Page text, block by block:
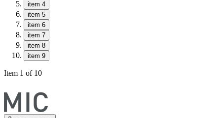
item 4
item 5
item 6
item 7
item 8
item 9
Item 1 of 10